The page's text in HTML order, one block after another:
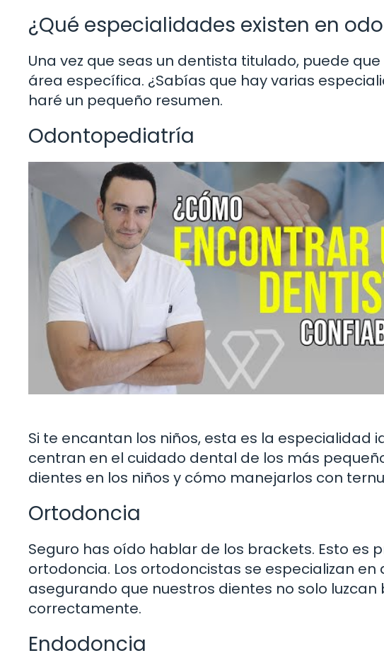
¿Qué especialidades existen en
Una vez que seas un dentista titulado, puede
área específica. ¿Sabías que hay varias
haré un pequeño resumen.
Odontopediatría
Si te encantan los niños, esta es la especialidad
centran en el cuidado dental de los más
dientes en los niños y cómo manejarlos con
Ortodoncia
Seguro has oído hablar de los brackets. Esto es
ortodoncia. Los ortodoncistas se especializan
asegurando que nuestros dientes no solo
correctamente.
Endodoncia